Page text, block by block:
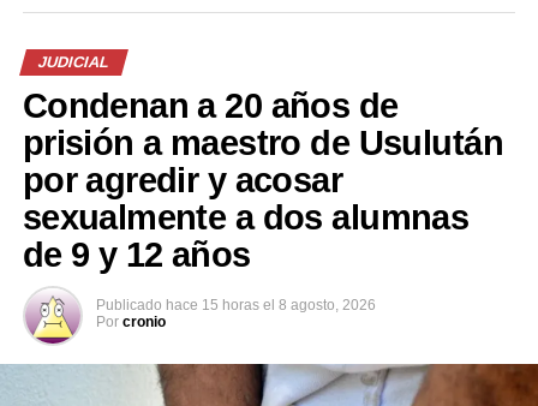
circunstancias del hecho.
El tramo de la carretera registró congestión vehicular
mientras se realizaban las labores de atención a los
lesionados y el retiro de los vehículos involucrados.
JUDICIAL
Condenan a 20 años de
prisión a maestro de Usulután
por agredir y acosar
sexualmente a dos alumnas
de 9 y 12 años
Publicado hace 15 horas el 8 agosto, 2026
Por cronio